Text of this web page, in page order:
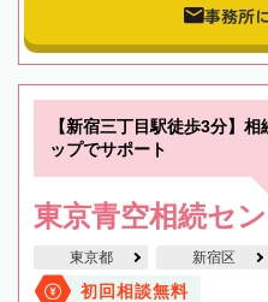
事務所
【新宿三丁目駅徒歩3分】
ップでサポート
東京青空相続セ
東京都 新宿区
初回相談無料